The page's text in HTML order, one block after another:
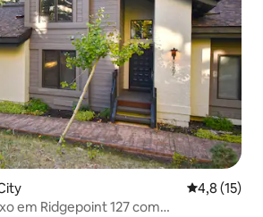
4,8 de uma
4,8 (15)
em Ridgepoint 127 com